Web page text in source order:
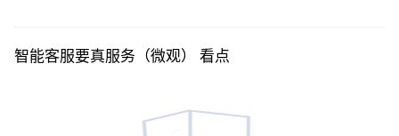
智能客服要真服务（微观） 看点